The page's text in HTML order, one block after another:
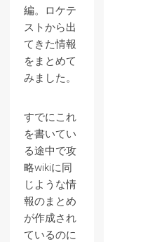
編。ロケテ
ストから出
てきた情報
をまとめて
みました。
すでにこれ
を書いてい
る途中で攻
略wikiに同
じような情
報のまとめ
が作成され
ているのに